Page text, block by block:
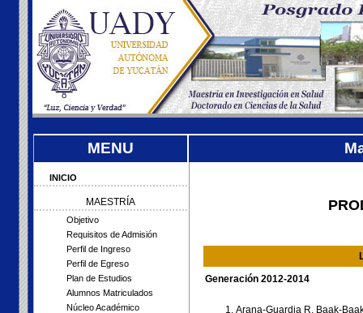
MENU
INICIO
MAESTRÍA
Objetivo
Requisitos de Admisión
Perfil de Ingreso
Perfil de Egreso
Plan de Estudios
Alumnos Matriculados
Núcleo Académico
Generación 2012-2014
Arana-Guardia R, Baak-